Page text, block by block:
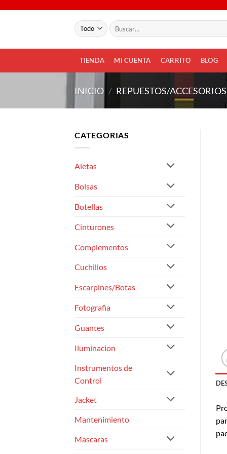
Buscar
por:
TIENDA MI CUENTA CARRITO BLOG
INICIO / REPUESTOS/ACCESORIOS
CATEGORIAS
Aletas
Bolsas
Botellas
Cinturones
Complementos
Cuchillos
Escarpines/Botas
Fotografia
Guantes
Iluminacion
Instrumentos de
Control
Jacket
Mantenimiento
Mascaras